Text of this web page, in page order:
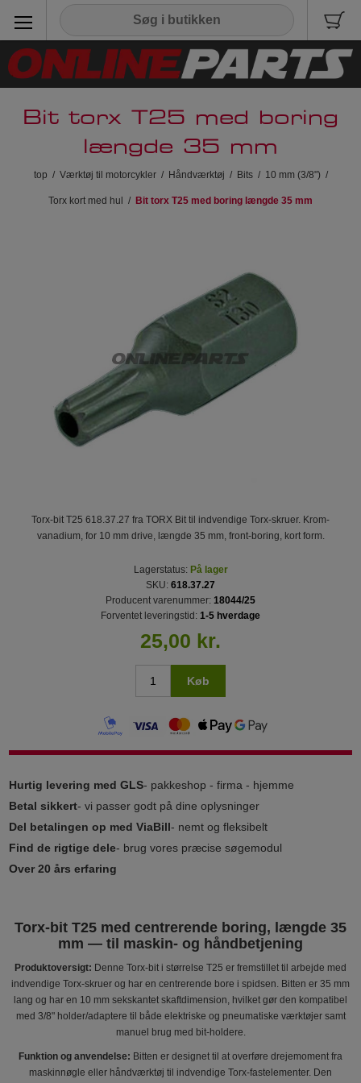
Bit torx T25 med boring
længde 35 mm
top / Værktøj til motorcykler / Håndværktøj / Bits / 10 mm (3/8") /
Torx kort med hul / Bit torx T25 med boring længde 35 mm
Torx-bit T25 618.37.27 fra TORX Bit til indvendige Torx-skruer. Krom-
vanadium, for 10 mm drive, længde 35 mm, front-boring, kort form.
Lagerstatus: På lager
SKU: 618.37.27
Producent varenummer: 18044/25
Forventet leveringstid: 1-5 hverdage
25,00 kr.
Køb
Hurtig levering med GLS- pakkeshop - firma - hjemme
Betal sikkert- vi passer godt på dine oplysninger
Del betalingen op med ViaBill- nemt og fleksibelt
Find de rigtige dele- brug vores præcise søgemodul
Over 20 års erfaring
Torx-bit T25 med centrerende boring, længde 35
mm — til maskin- og håndbetjening
Produktoversigt: Denne Torx-bit i størrelse T25 er fremstillet til arbejde med
indvendige Torx-skruer og har en centrerende bore i spidsen. Bitten er 35 mm
lang og har en 10 mm sekskantet skaftdimension, hvilket gør den kompatibel
med 3/8" holder/adaptere til både elektriske og pneumatiske værktøjer samt
manuel brug med bit-holdere.
Funktion og anvendelse: Bitten er designet til at overføre drejemoment fra
maskinnøgle eller håndværktøj til indvendige Torx-fastelementer. Den